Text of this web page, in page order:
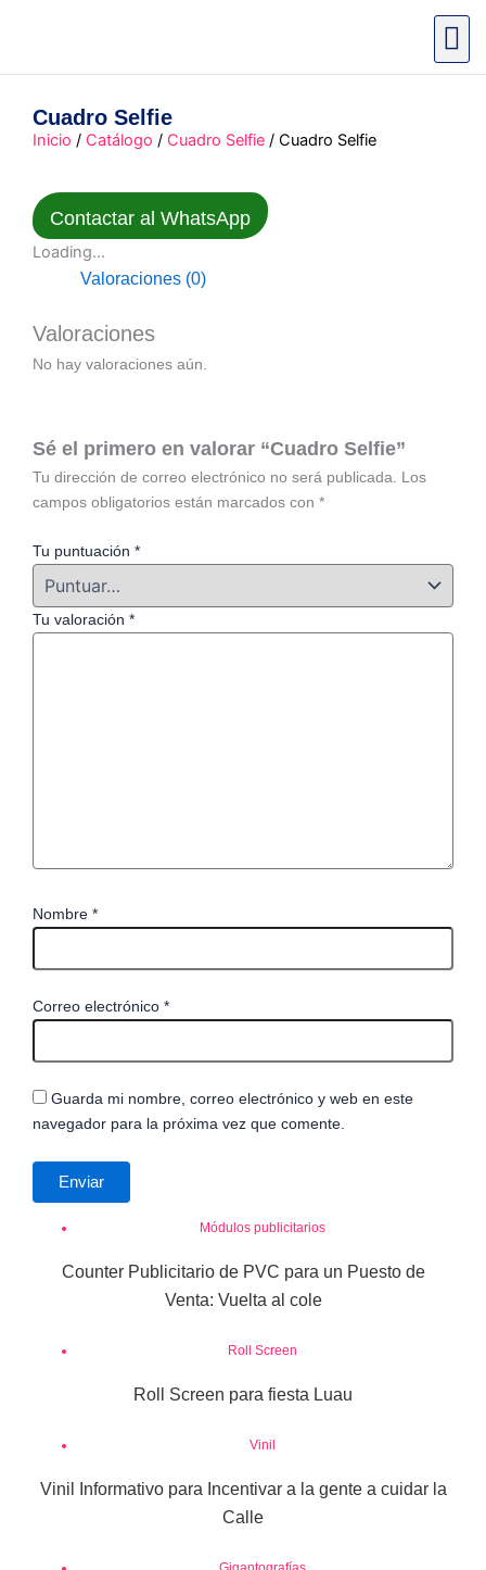
Cuadro Selfie
Inicio / Catálogo / Cuadro Selfie / Cuadro Selfie
Contactar al WhatsApp
Loading...
Valoraciones (0)
Valoraciones
No hay valoraciones aún.
Sé el primero en valorar “Cuadro Selfie”
Tu dirección de correo electrónico no será publicada.
Los
campos obligatorios están marcados con *
Tu puntuación *
Tu valoración *
Nombre *
Correo electrónico *
Guarda mi nombre, correo electrónico y web en este
navegador para la próxima vez que comente.
Módulos publicitarios
Counter Publicitario de PVC para un Puesto de
Venta: Vuelta al cole
Roll Screen
Roll Screen para fiesta Luau
Vinil
Vinil Informativo para Incentivar a la gente a cuidar la
Calle